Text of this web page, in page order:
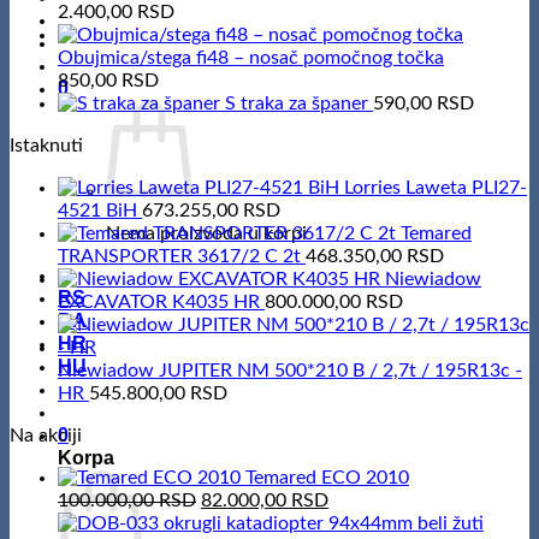
0
Nema proizvoda u korpi
RS
BA
HR
HU
0
Korpa
2.400,00 RSD
Obujmica/stega fi48 – nosač pomočnog točka
850,00 RSD
S traka za španer 590,00 RSD
Istaknuti
Lorries Laweta PLI27-
4521 BiH 673.255,00 RSD
Temared
TRANSPORTER 3617/2 C 2t 468.350,00 RSD
Niewiadow
EXCAVATOR K4035 HR 800.000,00 RSD
Niewiadow JUPITER NM 500*210 B / 2,7t / 195R13c -
HR 545.800,00 RSD
Na akciji
Temared ECO 2010
100.000,00RSD Original
price
82.000,00 RSDCurrent
price